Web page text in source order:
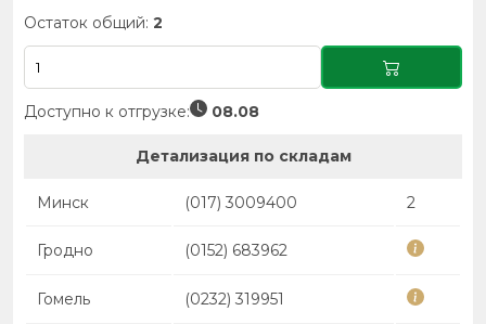
Остаток общий: 2
Доступно к отгрузке: 08.08
Детализация по складам
Минск (017) 3009400 2
Гродно (0152) 683962
Гомель (0232) 319951